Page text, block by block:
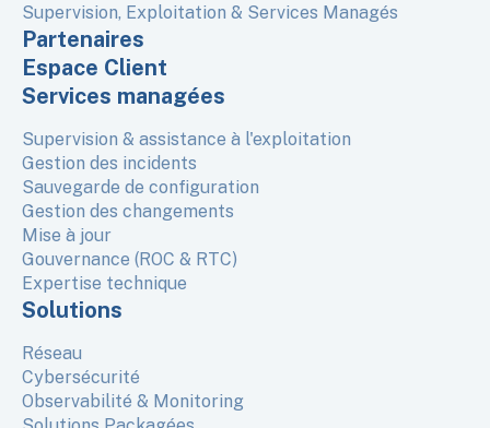
Supervision, Exploitation & Services Managés
Partenaires
Espace Client
Services managées
Supervision & assistance à l'exploitation
Gestion des incidents
Sauvegarde de configuration
Gestion des changements
Mise à jour
Gouvernance (ROC & RTC)
Expertise technique
Solutions
Réseau
Cybersécurité
Observabilité & Monitoring